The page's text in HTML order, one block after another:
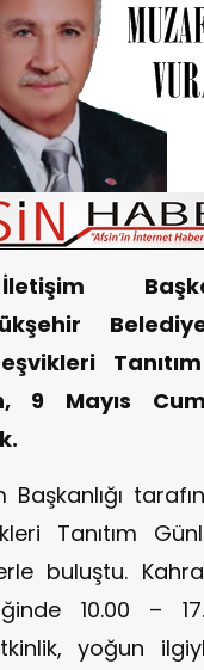
İletişim
9 Mayıs
Başkanlığı
Tanıtım
buluştu.
10.00 –
yoğun